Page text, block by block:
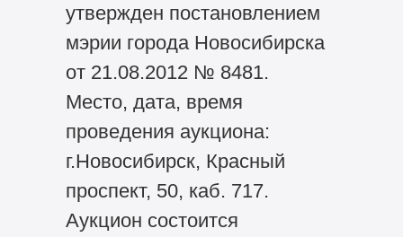
утвержден постановлением
мэрии города Новосибирска
от 21.08.2012 № 8481.
Место, дата, время
проведения аукциона:
г.Новосибирск, Красный
проспект, 50, каб. 717.
Аукцион состоится